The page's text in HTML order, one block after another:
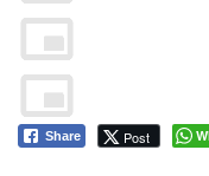
Share Post